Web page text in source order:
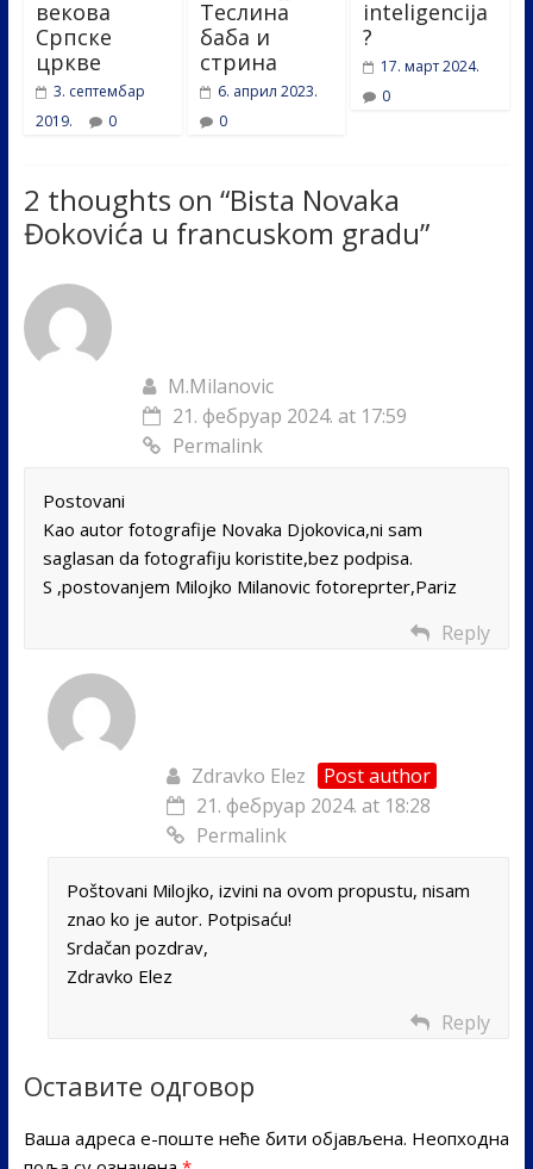
векова
Српске
цркве
3. септембар
2019.
0
Теслина
баба и
стрина
6. април 2023.
0
inteligencija
?
17. март 2024.
0
2 thoughts on “Bista Novaka
Đokovića u francuskom gradu”
M.Milanovic
21. фебруар 2024. at 17:59
Permalink
Postovani
Kao autor fotografije Novaka Djokovica,ni sam
saglasan da fotografiju koristite,bez podpisa.
S ,postovanjem Milojko Milanovic fotoreprter,Pariz
Reply
Zdravko Elez
Post author
21. фебруар 2024. at 18:28
Permalink
Poštovani Milojko, izvini na ovom propustu, nisam
znao ko je autor. Potpisaću!
Srdačan pozdrav,
Zdravko Elez
Reply
Оставите одговор
Ваша адреса е-поште неће бити објављена. Неопходна